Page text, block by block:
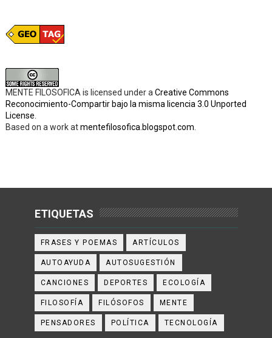
MENTE FILOSOFICA is licensed under a Creative Commons
Reconocimiento-Compartir bajo la misma licencia 3.0 Unported
License
Based on a work atmentefilosofica.blogspot.com
ETIQUETAS
FRASES Y POEMAS ARTÍCULOS
AUTOAYUDA AUTOSUGESTIÓN
CANCIONES DEPORTES ECOLOGÍA
FILOSOFÍA FILÓSOFOS MENTE
PENSADORES POLÍTICA TECNOLOGÍA